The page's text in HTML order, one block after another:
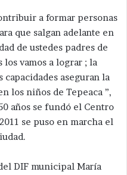
a formar personas
que salgan adelante en
de ustedes padres de
vamos a lograr ; la
aseguran la
los niños de Tepeaca ”,
años se fundó el Centro
se puso en marcha el
DIF municipal María